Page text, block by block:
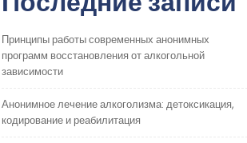
Принципы работы современных анонимных
программ восстановления от алкогольной
зависимости
Анонимное лечение алкоголизма: детоксикация,
кодирование и реабилитация